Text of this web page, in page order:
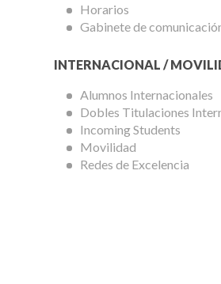
Horarios
Gabinete de
INTERNACIONAL /
Alumnos Internacionales
Dobles Titulaciones
Incoming Students
Movilidad
Redes de Excelencia